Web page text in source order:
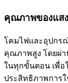
คุณภาพของแส
โคมไฟและอุปกร
คุณภาพสูง โดยผ่
ในทุกขั้นตอน เพื่
ประสิทธิภาพการ